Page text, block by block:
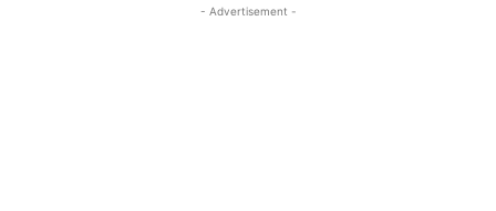
- Advertisement -